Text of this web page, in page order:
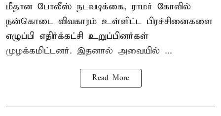
மீதான போலீஸ் நடவடிக்கை, ராமர் கோவில்
நன்கொடை விவகாரம் உள்ளிட்ட பிரச்சினைகளை
எழுப்பி எதிர்க்கட்சி உறுப்பினர்கள்
முழக்கமிட்டனர். இதனால் அவையில் ...
Read More